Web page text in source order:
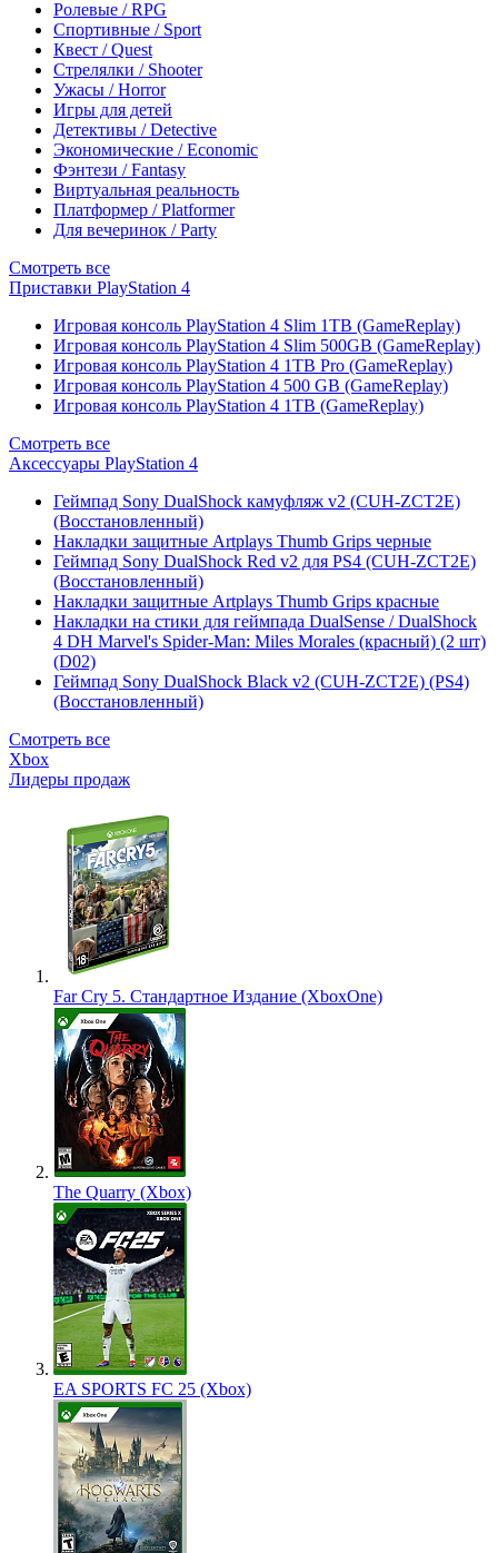
Ролевые / RPG
Спортивные / Sport
Квест / Quest
Стрелялки / Shooter
Ужасы / Horror
Игры для детей
Детективы / Detective
Экономические / Economic
Фэнтези / Fantasy
Виртуальная реальность
Платформер / Platformer
Для вечеринок / Party
Смотреть все
Приставки PlayStation 4
Игровая консоль PlayStation 4 Slim 1TB (GameReplay)
Игровая консоль PlayStation 4 Slim 500GB (GameReplay)
Игровая консоль PlayStation 4 1TB Pro (GameReplay)
Игровая консоль PlayStation 4 500 GB (GameReplay)
Игровая консоль PlayStation 4 1TB (GameReplay)
Смотреть все
Аксессуары PlayStation 4
Геймпад Sony DualShock камуфляж v2 (CUH-ZCT2E)
(Восстановленный)
Накладки защитные Artplays Thumb Grips черные
Геймпад Sony DualShock Red v2 для PS4 (CUH-ZCT2E)
(Восстановленный)
Накладки защитные Artplays Thumb Grips красные
Накладки на стики для геймпада DualSense / DualShock
4 DH Marvel's Spider-Man: Miles Morales (красный) (2 шт)
(D02)
Геймпад Sony DualShock Black v2 (CUH-ZCT2E) (PS4)
(Восстановленный)
Смотреть все
Xbox
Лидеры продаж
Far Cry 5. Стандартное Издание (XboxOne)
The Quarry (Xbox)
EA SPORTS FC 25 (Xbox)